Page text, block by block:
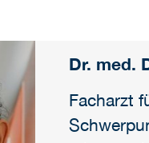
Dr. med.
Facharzt